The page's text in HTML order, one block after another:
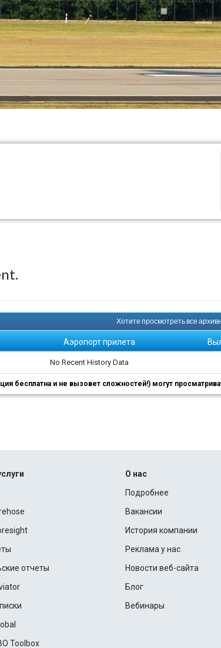
Хотите просмотреть все
Аэропорт прилета
No Recent History Data
бесплатна и не вызовет сложностей!) могут
отчеты
Toolbox
О нас
Подробнее
Вакансии
История компании
Реклама у нас
Новости веб-сайта
Блог
Вебинары